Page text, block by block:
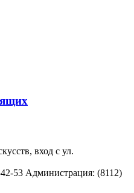
вход с ул.
53 Администрация: (8112)